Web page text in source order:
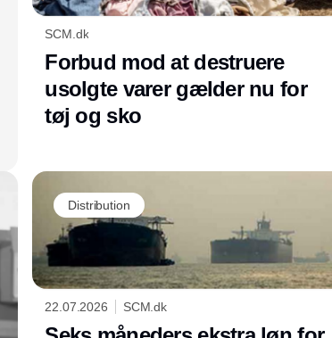
SCM.dk
Forbud mod at destruere
usolgte varer gælder nu for
tøj og sko
Distribution
22.07.2026 SCM.dk